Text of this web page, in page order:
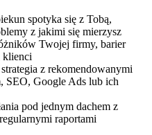
spotyka się z Tobą,
z jakimi się mierzysz
Twojej firmy, barier
klienci
z rekomendowanymi
SEO, Google Ads lub ich
pod jednym dachem z
raportami